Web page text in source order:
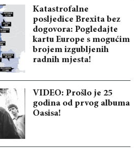
Katastrofalne
posljedice Brexita bez
dogovora: Pogledajte
kartu Europe s mogućim
brojem izgubljenih
radnih mjesta!
VIDEO: Prošlo je 25
godina od prvog albuma
Oasisa!